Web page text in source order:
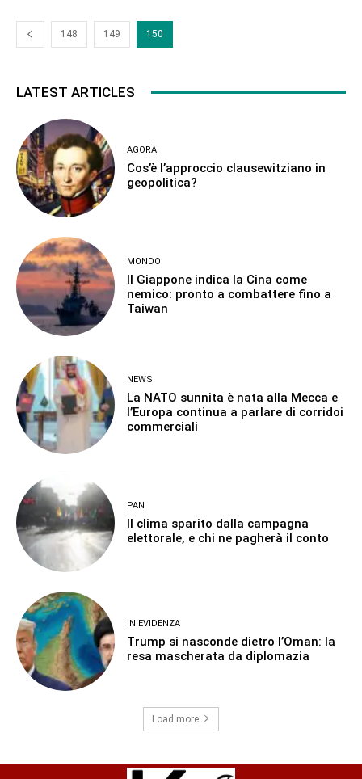
148 149 150
LATEST ARTICLES
AGORÀ
Cos’è l’approccio clausewitziano in
geopolitica?
MONDO
Il Giappone indica la Cina come
nemico: pronto a combattere fino a
Taiwan
NEWS
La NATO sunnita è nata alla Mecca e
l’Europa continua a parlare di corridoi
commerciali
PAN
Il clima sparito dalla campagna
elettorale, e chi ne pagherà il conto
IN EVIDENZA
Trump si nasconde dietro l’Oman: la
resa mascherata da diplomazia
Load more